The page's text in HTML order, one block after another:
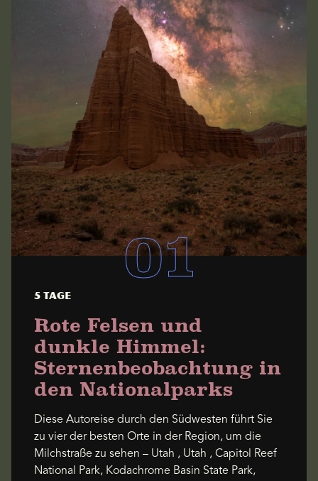
5 Tage
Rote Felsen und
dunkle Himmel:
Sternenbeobachtung in
den Nationalparks
Diese Autoreise durch den Südwesten führt Sie
zu vier der besten Orte in der Region, um die
Milchstraße zu sehen – Utah , Utah , Capitol Reef
National Park, Kodachrome Basin State Park,